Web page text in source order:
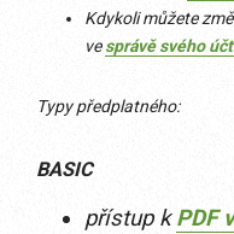
Kdykoli můžete
vesprávě svého
Typy předplatného:
BASIC
přístup kPDF